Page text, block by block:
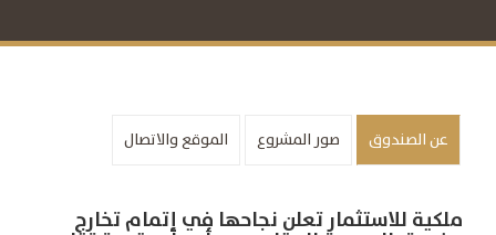
عن الصندوق صور المشروع الموقع والاتصال
ملكية للاستثمار تعلن نجاحها في إتمام تخارج